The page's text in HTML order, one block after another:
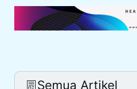
Semua Artikel